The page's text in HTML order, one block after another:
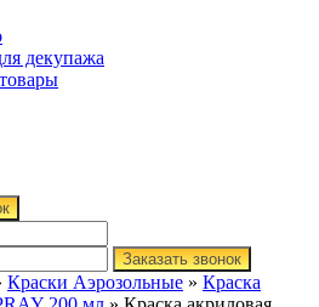
декупажа
Заказать звонок
Краски Аэрозольные » Краска